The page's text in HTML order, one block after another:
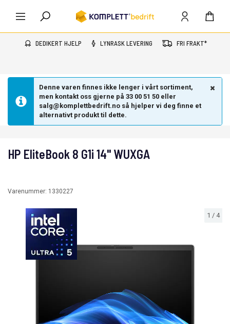
DEDIKERT HJELP LYNRASK LEVERING FRI FRAKT*
Denne varen finnes ikke lenger i vårt sortiment,
men kontakt oss gjerne på 33 00 51 50 eller
salg@komplettbedrift.no så hjelper vi deg finne et
alternativt produkt til dette.
1 / 4
HP EliteBook 8 G1i 14" WUXGA
Varenummer: 1330227